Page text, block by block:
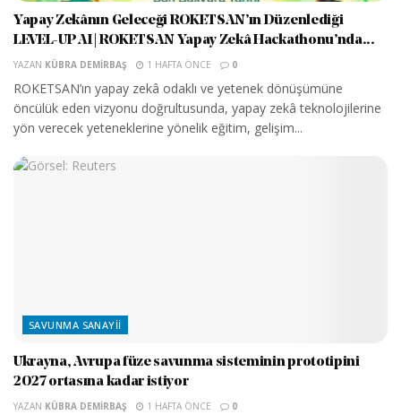
Yapay Zekânın Geleceği ROKETSAN’ın Düzenlediği
LEVEL-UP AI | ROKETSAN Yapay Zekâ Hackathonu’nda...
YAZAN KÜBRA DEMIRBAŞ 1 HAFTA ÖNCE 0
ROKETSAN’ın yapay zekâ odaklı ve yetenek dönüşümüne
öncülük eden vizyonu doğrultusunda, yapay zekâ teknolojilerine
yön verecek yeteneklerine yönelik eğitim, gelişim...
SAVUNMA SANAYII
Ukrayna, Avrupa füze savunma sisteminin prototipini
2027 ortasına kadar istiyor
YAZAN KÜBRA DEMIRBAŞ 1 HAFTA ÖNCE 0